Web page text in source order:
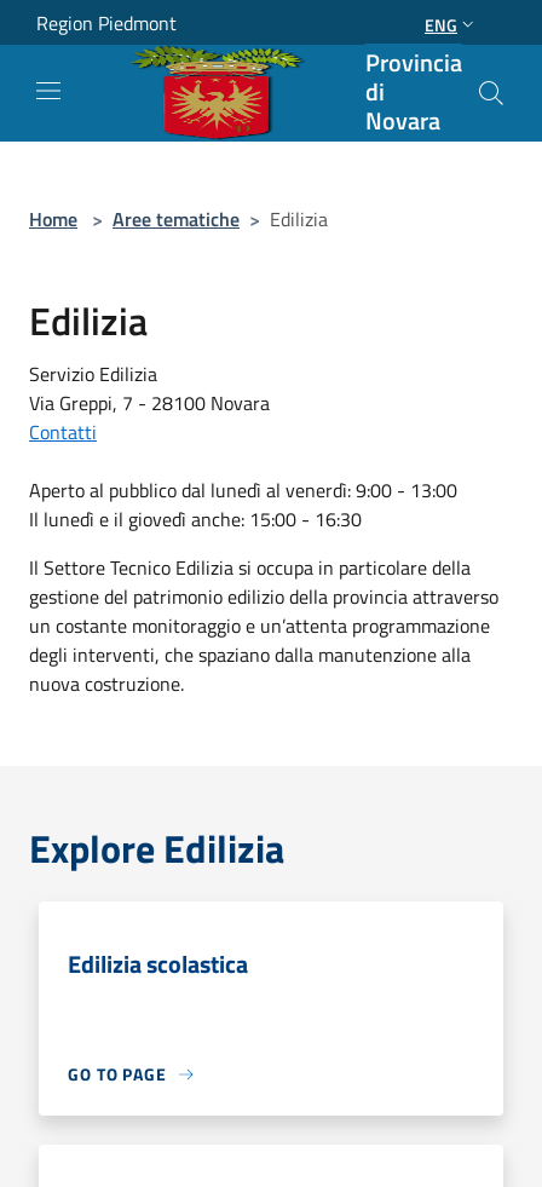
Salta al contenuto principale
Region Piedmont ENG
Provincia
di
Novara
Home > Aree tematiche > Edilizia
Edilizia
Servizio Edilizia
Via Greppi, 7 - 28100 Novara
Contatti
Aperto al pubblico dal lunedì al venerdì: 9:00 - 13:00
Il lunedì e il giovedì anche: 15:00 - 16:30
Il Settore Tecnico Edilizia si occupa in particolare della
gestione del patrimonio edilizio della provincia attraverso
un costante monitoraggio e un’attenta programmazione
degli interventi, che spaziano dalla manutenzione alla
nuova costruzione.
Explore Edilizia
Edilizia scolastica
GO TO PAGE